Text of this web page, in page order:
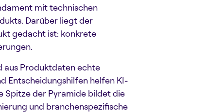
mit technischen
Darüber liegt der
gedacht ist: konkrete
aus Produktdaten echte
Entscheidungshilfen helfen KI-
Spitze der Pyramide bildet die
und branchenspezifische